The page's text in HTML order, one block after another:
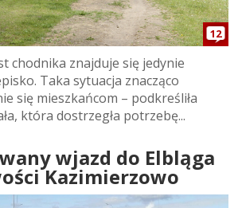
12
chodnika znajduje się jedynie
Taka sytuacja znacząco
się mieszkańcom – podkreśliła
która dostrzegła potrzebę...
wjazd do Elbląga
Kazimierzowo